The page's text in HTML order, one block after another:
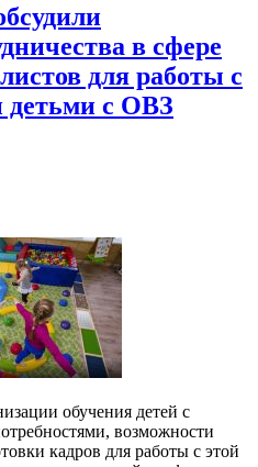
в сфере
для работы с
детьми с ОВЗ
обучения детей с
возможности
кадров для работы с этой